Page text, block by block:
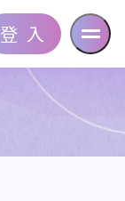
登 入